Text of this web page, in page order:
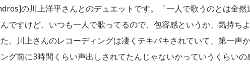
の川上洋平さんとのデュエットです。「一人で歌うのとは全然
ですけど、いつも一人で歌ってるので、包容感というか、気持ちよ
。川上さんのレコーディングは凄くテキパキされていて、第一声か
グ前に3時間くらい声出しされてたんじゃないかっていうくらいの